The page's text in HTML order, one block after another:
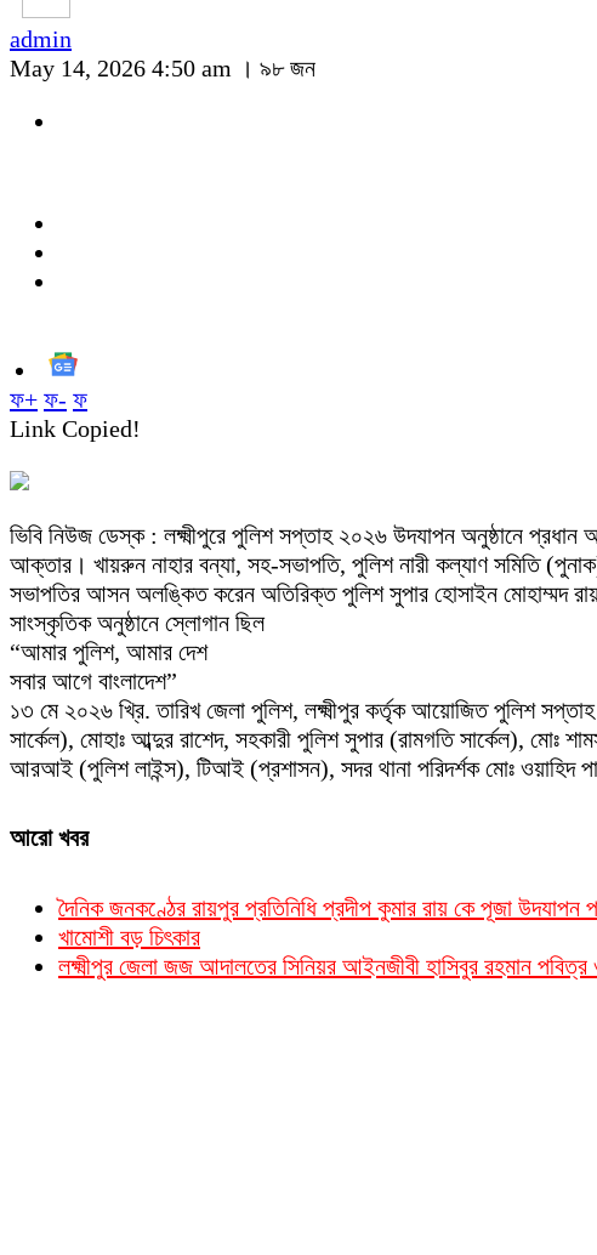
admin
May 14, 2026 4:50 am । ৯৮ জন
ফ+ ফ- ফ
Link Copied!
ভিবি নিউজ ডেস্ক : লক্ষ্মীপুরে পুলিশ সপ্তাহ ২০২৬ উদযাপন অনুষ্ঠানে প্রধান
আক্তার। খায়রুন নাহার বন্যা, সহ-সভাপতি, পুলিশ নারী কল্যাণ সমিতি
সভাপতির আসন অলঙ্কিত করেন অতিরিক্ত পুলিশ সুপার হোসাইন মোহাম্মদ
সাংস্কৃতিক অনুষ্ঠানে স্লোগান ছিল
“আমার পুলিশ, আমার দেশ
সবার আগে বাংলাদেশ”
১৩ মে ২০২৬ খ্রি. তারিখ জেলা পুলিশ, লক্ষ্মীপুর কর্তৃক আয়োজিত পুলিশ
সার্কেল), মোহাঃ আব্দুর রাশেদ, সহকারী পুলিশ সুপার (রামগতি সার্কেল),
আরআই (পুলিশ লাইন্স), টিআই (প্রশাসন), সদর থানা পরিদর্শক মোঃ ওয়াহিদ
আরো খবর
দৈনিক জনকণ্ঠের রায়পুর প্রতিনিধি প্রদীপ কুমার রায় কে পূজা উদযাপন
খামোশী বড় চিৎকার
লক্ষ্মীপুর জেলা জজ আদালতের সিনিয়র আইনজীবী হাসিবুর রহমান